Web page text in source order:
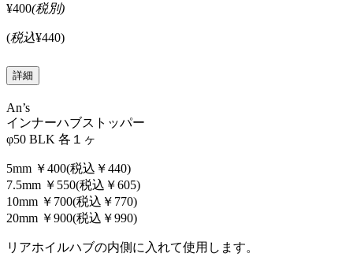
¥400(税別)
(税込¥440)
詳細
An’s
インナーハブストッパー
φ50 BLK 各１ヶ
5mm ￥400(税込￥440)
7.5mm ￥550(税込￥605)
10mm ￥700(税込￥770)
20mm ￥900(税込￥990)
リアホイルハブの内側に入れて使用します。